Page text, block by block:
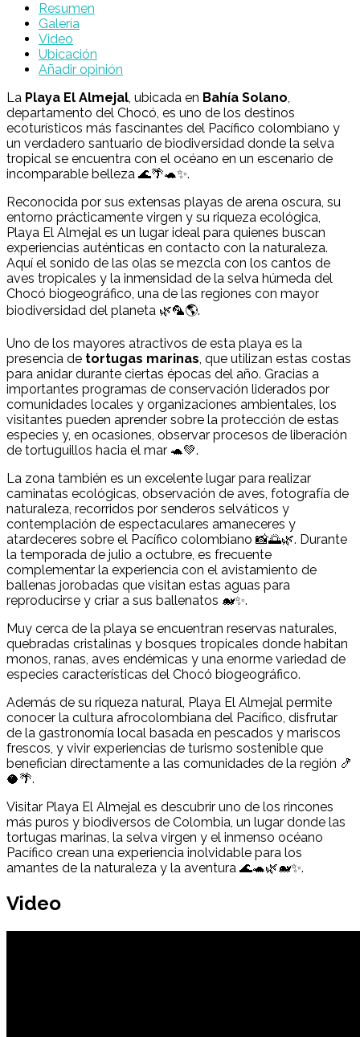
Resumen
Galería
Video
Ubicación
Añadir opinión
La Playa El Almejal, ubicada en Bahía Solano,
departamento del Chocó, es uno de los destinos
ecoturísticos más fascinantes del Pacífico colombiano y
un verdadero santuario de biodiversidad donde la selva
tropical se encuentra con el océano en un escenario de
incomparable belleza 🌊🌴🐢✨.
Reconocida por sus extensas playas de arena oscura, su
entorno prácticamente virgen y su riqueza ecológica,
Playa El Almejal es un lugar ideal para quienes buscan
experiencias auténticas en contacto con la naturaleza.
Aquí el sonido de las olas se mezcla con los cantos de
aves tropicales y la inmensidad de la selva húmeda del
Chocó biogeográfico, una de las regiones con mayor
biodiversidad del planeta 🌿🦜🌎.
Uno de los mayores atractivos de esta playa es la
presencia de tortugas marinas, que utilizan estas costas
para anidar durante ciertas épocas del año. Gracias a
importantes programas de conservación liderados por
comunidades locales y organizaciones ambientales, los
visitantes pueden aprender sobre la protección de estas
especies y, en ocasiones, observar procesos de liberación
de tortuguillos hacia el mar 🐢💚.
La zona también es un excelente lugar para realizar
caminatas ecológicas, observación de aves, fotografía de
naturaleza, recorridos por senderos selváticos y
contemplación de espectaculares amaneceres y
atardeceres sobre el Pacífico colombiano 📸🌅🌿. Durante
la temporada de julio a octubre, es frecuente
complementar la experiencia con el avistamiento de
ballenas jorobadas que visitan estas aguas para
reproducirse y criar a sus ballenatos 🐋✨.
Muy cerca de la playa se encuentran reservas naturales,
quebradas cristalinas y bosques tropicales donde habitan
monos, ranas, aves endémicas y una enorme variedad de
especies características del Chocó biogeográfico.
Además de su riqueza natural, Playa El Almejal permite
conocer la cultura afrocolombiana del Pacífico, disfrutar
de la gastronomía local basada en pescados y mariscos
frescos, y vivir experiencias de turismo sostenible que
benefician directamente a las comunidades de la región 🍤
🥥🌴.
Visitar Playa El Almejal es descubrir uno de los rincones
más puros y biodiversos de Colombia, un lugar donde las
tortugas marinas, la selva virgen y el inmenso océano
Pacífico crean una experiencia inolvidable para los
amantes de la naturaleza y la aventura 🌊🐢🌿🐋✨.
Video